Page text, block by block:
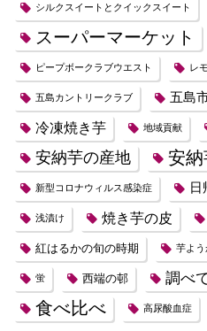
シルクスイートとクイックスイート
スーパーマーケット
ピープボークラブウエスト レ
五島カントリークラブ 五島
冷凍焼き芋 地域貢献
安納芋の産地 安
新型コロナウィルス感染症 日
浅漬け 焼き芋の皮
紅はるかの旬の時期 芋よう
蛍 西端の邨 調べ
食べ比べ 高尿酸血症